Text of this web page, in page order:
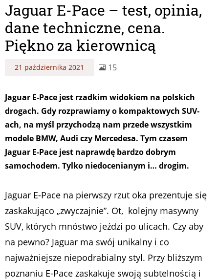
Jaguar E-Pace – test, opinia,
dane techniczne, cena.
Piękno za kierownicą
21 października 2021 15
Jaguar E-Pace jest rzadkim widokiem na polskich
drogach. Gdy rozprawiamy o kompaktowych SUV-
ach, na myśl przychodzą nam przede wszystkim
modele BMW, Audi czy Mercedesa. Tym czasem
Jaguar E-Pace jest naprawdę bardzo dobrym
samochodem. Tylko niedocenianym i… drogim.
Jaguar E-Pace na pierwszy rzut oka prezentuje się
zaskakująco „zwyczajnie”. Ot, kolejny masywny
SUV, których mnóstwo jeździ po ulicach. Czy aby
na pewno? Jaguar ma swój unikalny i co
najważniejsze niepodrabialny styl. Przy bliższym
poznaniu E-Pace zaskakuje swoją subtelnością i